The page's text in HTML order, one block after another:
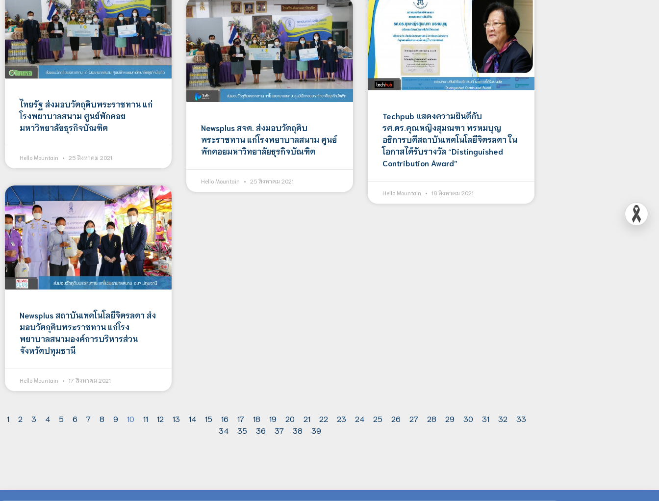
ไทยรัฐ ส่งมอบวัตถุดิบพระราชทาน แก่
โรงพยาบาลสนาม ศูนย์พักคอย
มหาวิทยาลัยธุรกิจบัณฑิต
Hello Mountain 25 สิงหาคม 2021
Newsplus สจด. ส่งมอบวัตถุดิบ
พระราชทาน แก่โรงพยาบาลสนาม ศูนย์
พักคอยมหาวิทยาลัยธุรกิจบัณฑิต
Hello Mountain 25 สิงหาคม 2021
Techpub แสดงความยินดีกับ
รศ.ดร.คุณหญิงสุมณฑา พรหมบุญ
อธิการบดีสถาบันเทคโนโลยีจิตรลดา ใน
โอกาสได้รับรางวัล “Distinguished
Contribution Award”
Hello Mountain 18 สิงหาคม 2021
Newsplus สถาบันเทคโนโลยีจิตรลดา ส่ง
มอบวัตถุดิบพระราชทาน แก่โรง
พยาบาลสนามองค์การบริหารส่วน
จังหวัดปทุมธานี
Hello Mountain 17 สิงหาคม 2021
1 2 3 4 5 6 7 8 9 10 11 12 13 14 15 16 17 18 19 20 21 22 23 24 25 26 27 28 29 30 31 32
33
34
35 36 37 38 39